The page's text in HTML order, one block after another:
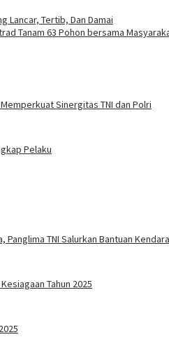
Lancar, Tertib, Dan Damai
Tanam 63 Pohon bersama
Sinergitas TNI dan Polri
Pelaku
TNI Salurkan Bantuan
Tahun 2025